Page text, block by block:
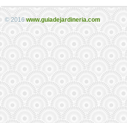
© 2016 www.guiadejardineria.com